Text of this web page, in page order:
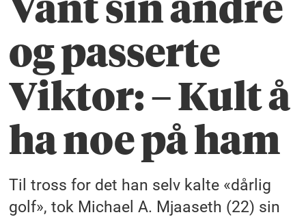
og passerte
Viktor: – Kult å
ha noe på ham
Til tross for det han selv kalte «dårlig
golf», tok Michael A. Mjaaseth (22) sin